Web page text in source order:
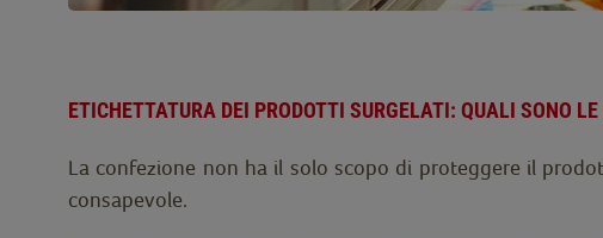
ETICHETTATURA DEI PRODOTTI SURGELATI: QUALI SONO
La confezione non ha il solo scopo di proteggere il
consapevole.